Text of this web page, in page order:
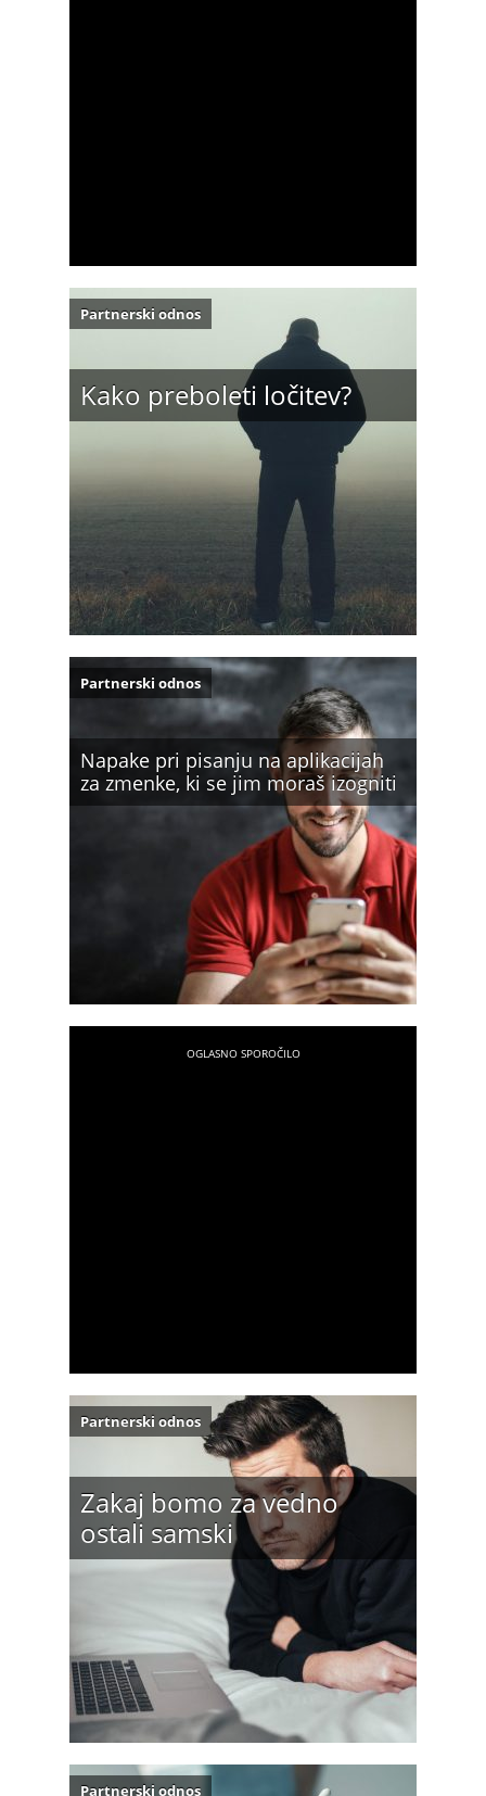
Kako preboleti ločitev?
Partnerski odnos
Napake pri pisanju na aplikacijah
za zmenke, ki se jim moraš izogniti
Partnerski odnos
Zakaj bomo za vedno
ostali samski
Partnerski odnos
Partnerski odnos